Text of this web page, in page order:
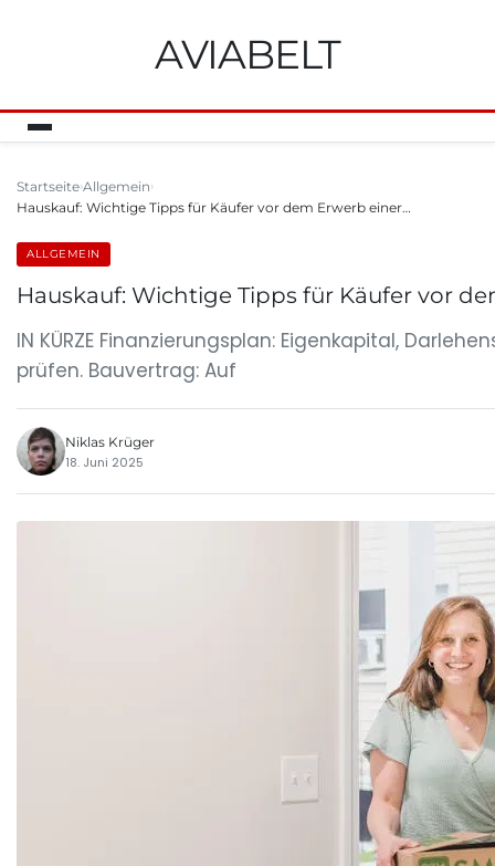
AVIABELT
Startseite Allgemein
Hauskauf: Wichtige Tipps für Käufer vor dem Erwerb einer…
ALLGEMEIN
Hauskauf: Wichtige Tipps für Käufer vor
IN KÜRZE Finanzierungsplan: Eigenkapital,
prüfen. Bauvertrag: Auf
Niklas Krüger
18. Juni 2025